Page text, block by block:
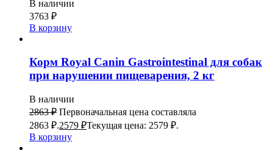
В наличии
3763 ₽
В корзину
Корм Royal Canin Gastrointestinal для собак
при нарушении пищеварения, 2 кг
В наличии
2863₽ Первоначальная цена составляла
2863 ₽.2579 ₽Текущая цена: 2579 ₽.
В корзину